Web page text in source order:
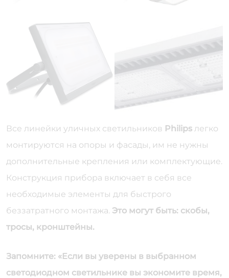
Все линейки уличных светильников Philips легко
монтируются на опоры и фасады, им не нужны
дополнительные крепления или комплектующие.
Конструкция прибора включает в себя все
необходимые элементы для быстрого
беззатратного монтажа. Это могут быть: скобы,
тросы, кронштейны.
Запомните: «Если вы уверены в выбранном
светодиодном светильнике вы экономите время,